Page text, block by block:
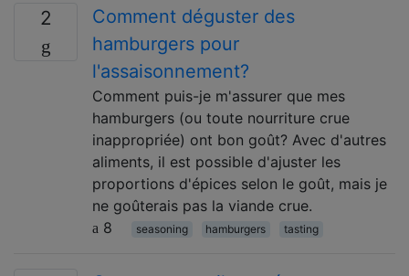
2
Comment déguster des
hamburgers pour
l'assaisonnement?
Comment puis-je m'assurer que mes
hamburgers (ou toute nourriture crue
inappropriée) ont bon goût? Avec d'autres
aliments, il est possible d'ajuster les
proportions d'épices selon le goût, mais je
ne goûterais pas la viande crue.
8
seasoning hamburgers tasting